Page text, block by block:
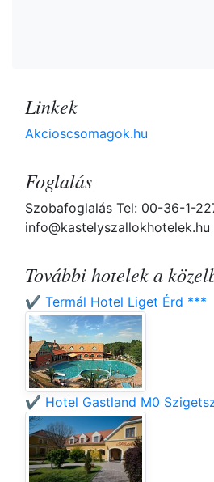
Linkek
Akcioscsomagok.hu
Foglalás
Szobafoglalás Tel: 00-36-1-
info@kastelyszallokhotelek.hu
További hotelek a
✔️ Termál Hotel Liget Érd ***
✔️ Hotel Gastland M0